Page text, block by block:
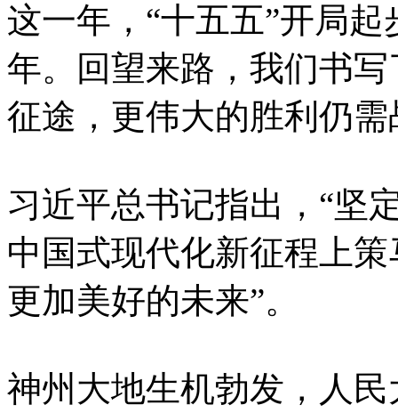
这一年，“十五五”开局
年。回望来路，我们书
征途，更伟大的胜利仍
习近平总书记指出，“坚
中国式现代化新征程上
更加美好的未来”。
神州大地生机勃发，人